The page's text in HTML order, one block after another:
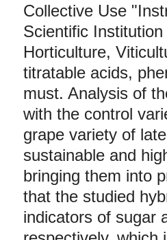
Collective Use
Scientific
Horticulture,
titratable acids,
must. Analysis of
with the control
grape variety of
sustainable and
bringing them into
that the studied
indicators of sugar